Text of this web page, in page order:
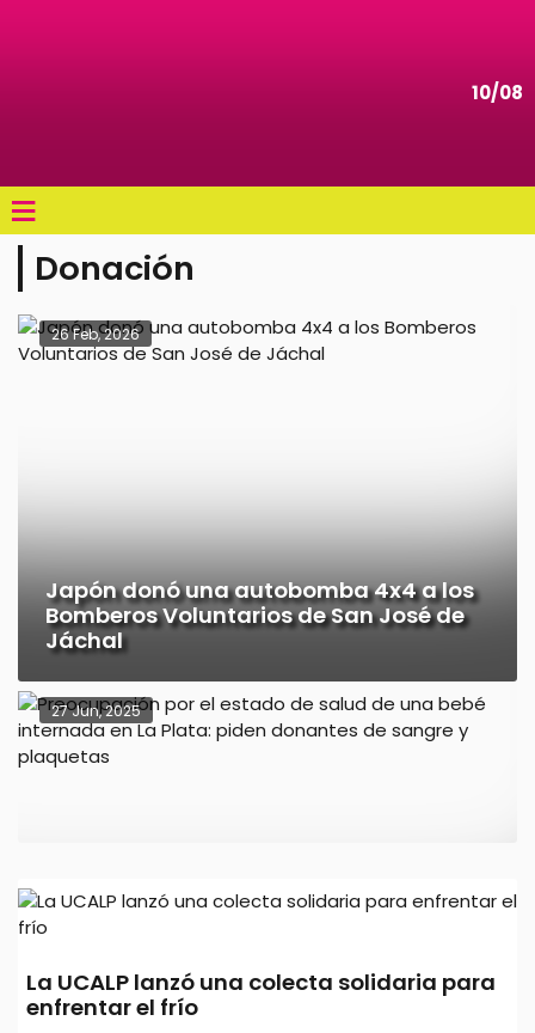
10/08
≡
Donación
26 Feb, 2026
Japón donó una autobomba 4x4 a los
Bomberos Voluntarios de San José de
Jáchal
27 Jun, 2025
Preocupación por el estado de salud de
una bebé internada en La Plata: piden
donantes de sangre y plaquetas
La UCALP lanzó una colecta solidaria para
enfrentar el frío